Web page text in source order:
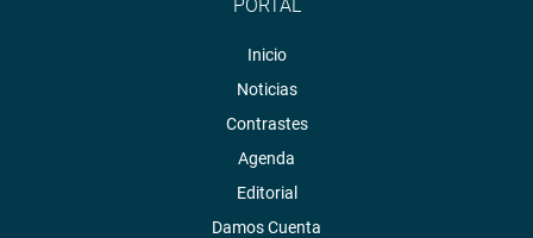
PORTAL
Inicio
Noticias
Contrastes
Agenda
Editorial
Damos Cuenta